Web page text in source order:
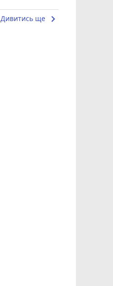
Дивитись ще keyboard_arrow_right